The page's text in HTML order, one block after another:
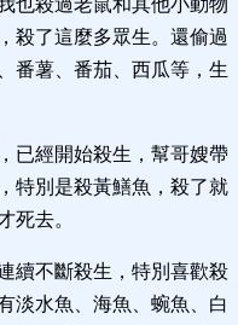
也殺過老鼠和其他小動物
殺了這麼多眾生。還偷過
番薯、番茄、西瓜等，生
已經開始殺生，幫哥嫂帶
特別是殺黃鱔魚，殺了就
死去。
續不斷殺生，特別喜歡殺
淡水魚、海魚、蜿魚、白